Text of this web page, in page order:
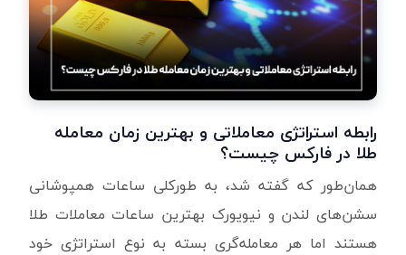
رابطه استراتژی معاملاتی و بهترین زمان معامله
طلا در فارکس چیست؟
همان‌طور که گفته شد، به‌ طورکلی ساعات همپوشانی
سشن‌های لندن و نیویورک بهترین ساعات معاملات طلا
هستند اما هر معامله‌گری بسته به نوع استراتژی خود